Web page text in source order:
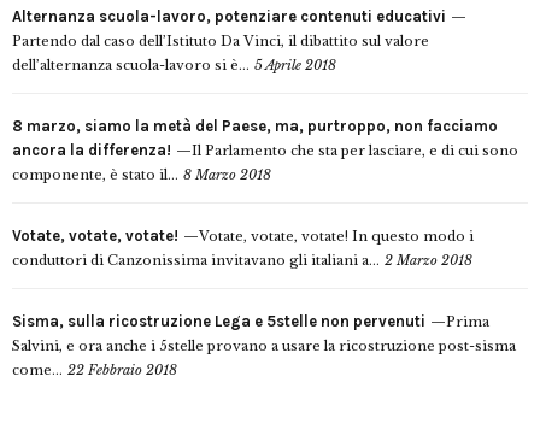
Alternanza scuola-lavoro, potenziare contenuti educativi
Partendo dal caso dell’Istituto Da Vinci, il dibattito sul valore
dell’alternanza scuola-lavoro si è... 5 Aprile 2018
8 marzo, siamo la metà del Paese, ma, purtroppo, non facciamo
ancora la differenza!
Il Parlamento che sta per lasciare, e di cui sono
componente, è stato il... 8 Marzo 2018
Votate, votate, votate!
Votate, votate, votate! In questo modo i
conduttori di Canzonissima invitavano gli italiani a... 2 Marzo 2018
Sisma, sulla ricostruzione Lega e 5stelle non pervenuti
Prima
Salvini, e ora anche i 5stelle provano a usare la ricostruzione post-sisma
come... 22 Febbraio 2018